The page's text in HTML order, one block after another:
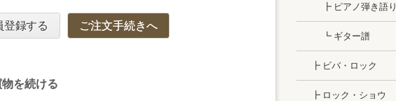
登録する ご注文手続きへ
を続ける
┣ ピアノ弾き語り
┗ ギター譜
┣ ビバ・ロック
┣ ロック・ショウ